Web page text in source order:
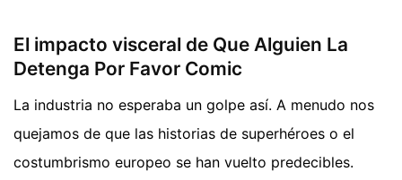
El impacto visceral de Que Alguien La
Detenga Por Favor Comic
La industria no esperaba un golpe así. A menudo nos
quejamos de que las historias de superhéroes o el
costumbrismo europeo se han vuelto predecibles.